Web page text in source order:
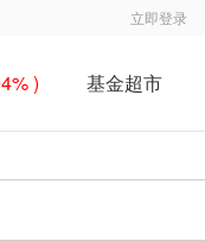
立即登录
) 基金超市